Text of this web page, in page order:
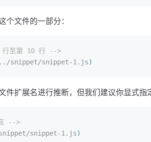
个文件的一部分：
至第 10 行 -->
../snippet/snippet-1.js)
件扩展名进行推断，但我们建议你显式指
-->
snippet-1.js)